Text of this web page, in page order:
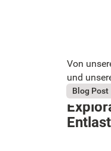
Button
Von
und
August 4,
Blog Post